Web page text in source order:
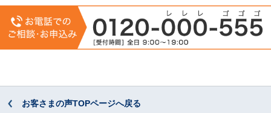
お客さまの声TOPページへ戻る